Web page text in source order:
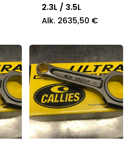
2.3L / 3.5L
Alk. 2635,50 €